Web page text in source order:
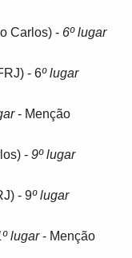
Carlos) - 6º lugar
- 6º lugar
- Menção
- 9º lugar
- 9º lugar
lugar- Menção